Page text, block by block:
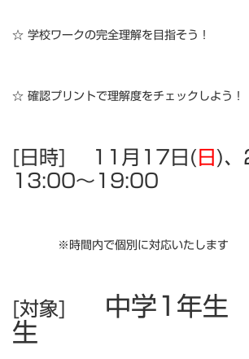
☆ 学校ワークの完全理解を目指そう！
☆ 確認プリントで理解度をチェックしよう！
[日時] 11月17日( 日 )
13:00～19:00
※時間内で個別に対応いたします
[対象] 中学1年生
生